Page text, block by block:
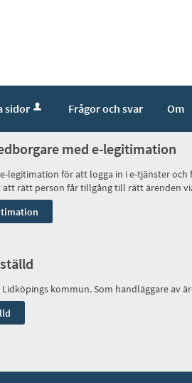
sidor Frågor och svar Om
med e-legitimation
legitimation för att logga in i e-tjänster
rätt person får tillgång till rätt ärenden
kommun. Som handläggare av